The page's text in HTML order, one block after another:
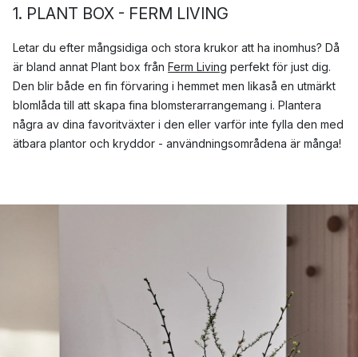
1. PLANT BOX - FERM LIVING
Letar du efter mångsidiga och stora krukor att ha inomhus? Då
är bland annat Plant box från Ferm Living perfekt för just dig.
Den blir både en fin förvaring i hemmet men likaså en utmärkt
blomlåda till att skapa fina blomsterarrangemang i. Plantera
några av dina favoritväxter i den eller varför inte fylla den med
ätbara plantor och kryddor - användningsområdena är många!